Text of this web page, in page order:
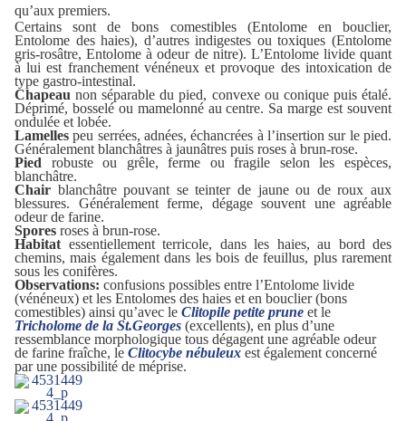
qu’aux premiers.
Certains sont de bons comestibles (Entolome en bouclier,
Entolome des haies), d’autres indigestes ou toxiques (Entolome
gris-rosâtre, Entolome à odeur de nitre). L’Entolome livide quant
à lui est franchement vénéneux et provoque des intoxication de
type gastro-intestinal.
Chapeaunon séparable du pied, convexe ou conique puis étalé.
Déprimé, bosselé ou mamelonné au centre. Sa marge est souvent
ondulée et lobée.
Lamellespeu serrées, adnées, échancrées à l’insertion sur le pied.
Généralement blanchâtres à jaunâtres puis roses à brun-rose.
Pied robuste ou grêle, ferme ou fragile selon les espèces,
blanchâtre.
Chair blanchâtre pouvant se teinter de jaune ou de roux aux
blessures. Généralement ferme, dégage souvent une agréable
odeur de farine.
Spores roses à brun-rose.
Habitat essentiellement terricole, dans les haies, au bord des
chemins, mais également dans les bois de feuillus, plus rarement
sous les conifères.
Observations: confusions possibles entre l’Entolome livide
(vénéneux) et les Entolomes des haies et en bouclier (bons
comestibles) ainsi qu’avec le Clitopile petite prune et le
Tricholome de la St.Georges (excellents), en plus d’une
ressemblance morphologique tous dégagent une agréable odeur
de farine fraîche, le Clitocybe nébuleux est également concerné
par une possibilité de méprise.